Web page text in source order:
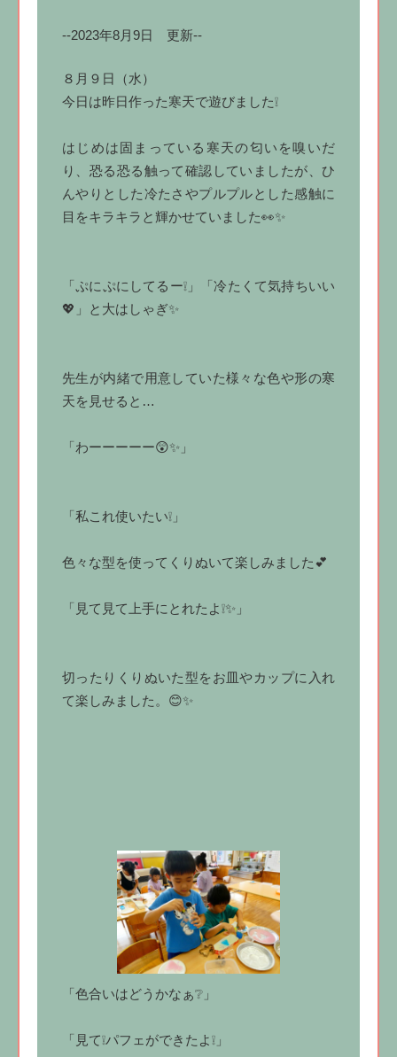
--2023年8月9日 更新--
８月９日（水）
今日は昨日作った寒天で遊びました❕
はじめは固まっている寒天の匂いを嗅いだ
り、恐る恐る触って確認していましたが、ひ
んやりとした冷たさやプルプルとした感触に
目をキラキラと輝かせていました👀✨
「ぷにぷにしてるー❕」「冷たくて気持ちいい
💖」と大はしゃぎ✨
先生が内緒で用意していた様々な色や形の寒
天を見せると…
「わーーーーー😲✨」
「私これ使いたい❕」
色々な型を使ってくりぬいて楽しみました💕
「見て見て上手にとれたよ❕✨」
切ったりくりぬいた型をお皿やカップに入れ
て楽しみました。😊✨
「色合いはどうかなぁ❔」
「見て❕パフェができたよ❕」